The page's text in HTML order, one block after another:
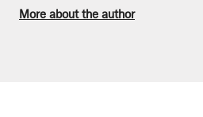
More about the author